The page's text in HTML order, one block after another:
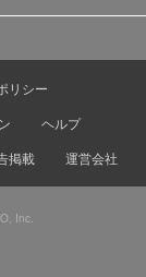
リシー
ヘルプ
掲載 運営会社
Inc.